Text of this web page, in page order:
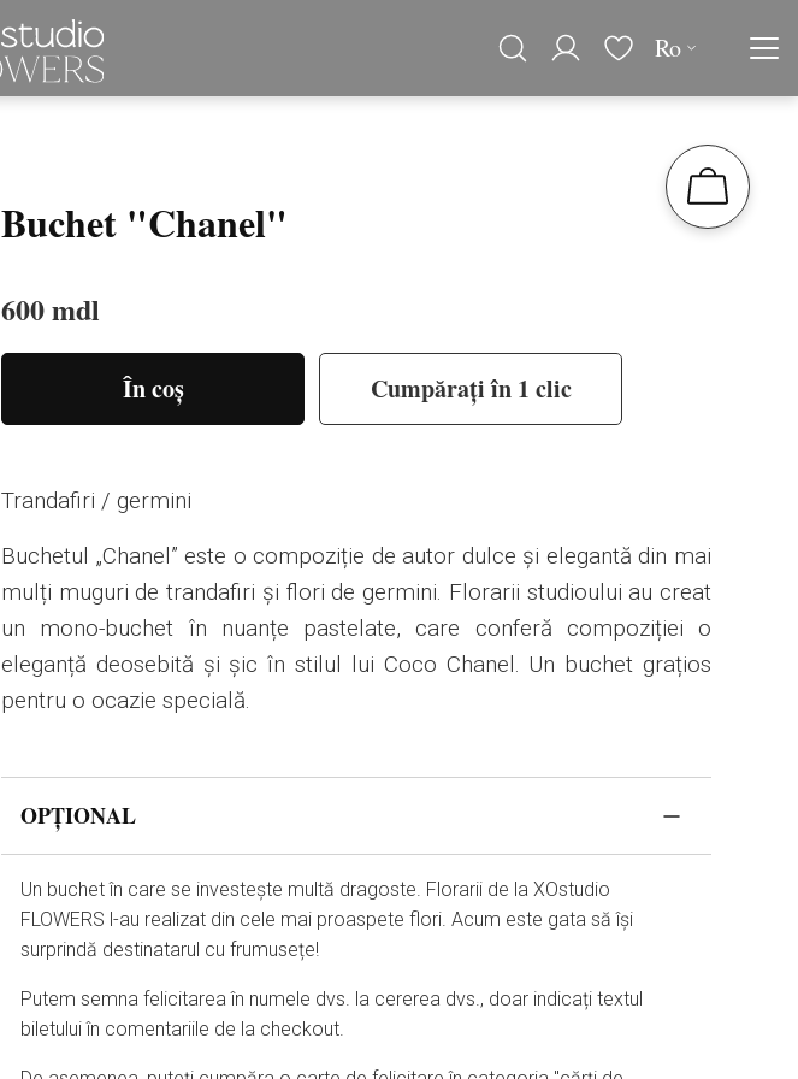
Ro
Buchet "Chanel"
600 mdl
În coș Cumpărați în 1 clic
Trandafiri / germini
Buchetul „Chanel” este o compoziție de autor dulce și elegantă din mai
mulți muguri de trandafiri și flori de germini. Florarii studioului au creat
un mono-buchet în nuanțe pastelate, care conferă compoziției o
eleganță deosebită și șic în stilul lui Coco Chanel. Un buchet grațios
pentru o ocazie specială.
OPȚIONAL
Un buchet în care se investește multă dragoste. Florarii de la XOstudio
FLOWERS l-au realizat din cele mai proaspete flori. Acum este gata să își
surprindă destinatarul cu frumusețe!
Putem semna felicitarea în numele dvs. la cererea dvs., doar indicați textul
biletului în comentariile de la checkout.